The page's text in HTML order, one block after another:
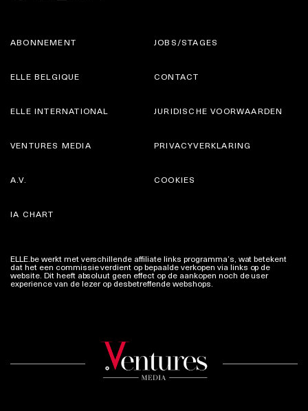
ABONNEMENT
ELLE BELGIQUE
JOBS/STAGES
CONTACT
ELLE INTERNATIONAL
VENTURES MEDIA
JURIDISCHE VOORWAARDEN
PRIVACYVERKLARING
A.V.
IA CHART
COOKIES
ELLE.be werkt met verschillende affiliate links programma’s, wat betekent
dat het een commissie verdient op bepaalde verkopen via links op de
website. Dit heeft absoluut geen effect op de aankopen noch de user
experience van de lezer op desbetreffende webshops.